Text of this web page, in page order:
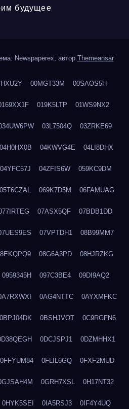
будущее
Newspaperex, автор Themeansar
00MGT33M 00SAOS5H
019K5LTP 01WS9NX2
03L7504Q 03ZRKE69
04H0HX0B 04KWVG4E 04LI8DHX
04YFC57J 04ZFIS6W 059KC9DM
05T6CZAL 069K7D5M 06FAMUAG
07ASX5QF 07BDB1DD
07VPTDH1 08B99MM7
08G6A3PD 08HJRZKG
0959345H 097C3BE4 09DI9AQ2
0AG4NTTC 0AYXMFKC
0BPJ04DK 0BSHJVOT 0C9RGFN6
0DCJSPJ1 0DZMHHX1
0FFYUM84 0FLIL6GQ 0FXF2MUD
0GRH7XSL 0H17NT32
0HYK5SEI 0IA5RSJ3 0IF4Y4UQ